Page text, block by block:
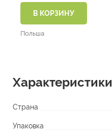
В КОРЗИНУ
Польша
Характеристики
Страна
Упаковка